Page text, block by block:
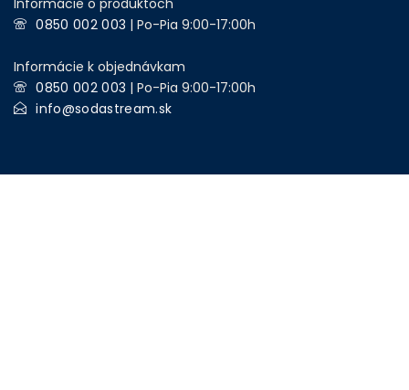
0850 002 003 | Po-Pia 9:00-17:00h
Informácie k objednávkam
0850 002 003 | Po-Pia 9:00-17:00h
info@sodastream.sk